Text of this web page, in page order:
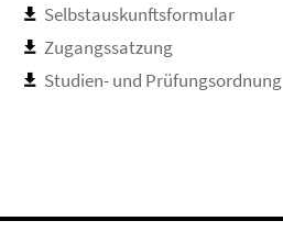
Selbstauskunftsformular
Zugangssatzung
Studien- und Prüfungsordnung